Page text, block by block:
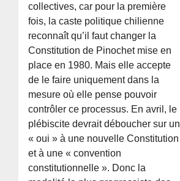
collectives, car pour la première
fois, la caste politique chilienne
reconnaît qu’il faut changer la
Constitution de Pinochet mise en
place en 1980. Mais elle accepte
de le faire uniquement dans la
mesure où elle pense pouvoir
contrôler ce processus. En avril, le
plébiscite devrait déboucher sur un
« oui » à une nouvelle Constitution
et à une « convention
constitutionnelle ». Donc la